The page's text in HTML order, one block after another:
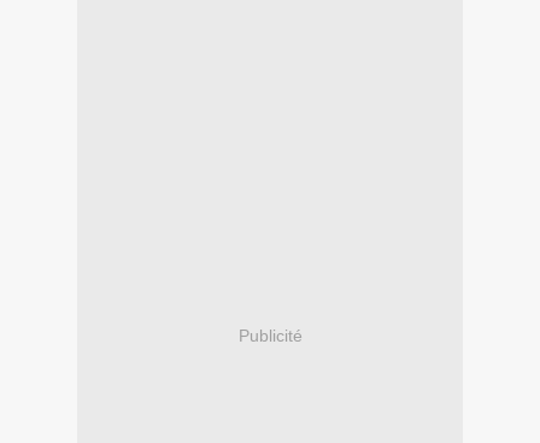
Publicité